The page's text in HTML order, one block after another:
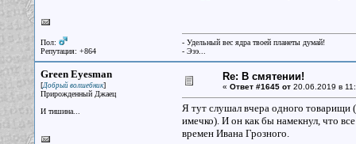
Пол:
Репутация: +864
- Удельный вес ядра твоей планеты думай!
- Эээ...
Green Eyesman
[Добрый волшебник]
Прирожденный Джаец
И тишина...
Re: В смятении!
« Ответ #1645 от20.06.2019 в
Я тут слушал вчера одного
имечко). И он как бы намекнул, что
времен Ивана Грозного.